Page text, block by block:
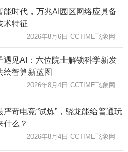
能时代，万兆AI园区网络应具备
术特征
2026年8月6日 CCTIME飞象网
遇见AI：六位院士解锁科学新发
绘智算新蓝图
2026年8月4日 CCTIME飞象网
严苛电竞“试炼”，骁龙能给普通玩
什么？
2026年8月4日 CCTIME飞象网